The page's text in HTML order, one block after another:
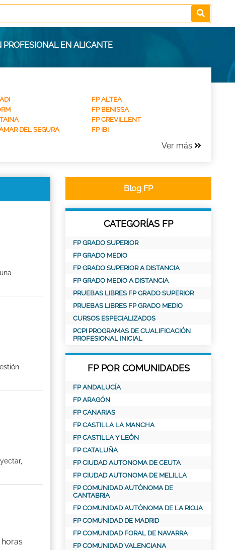
EN ALICANTE
FP ALTEA
FP BENISSA
FP CREVILLENT
DEL SEGURA FP IBI
Ver más
Blog FP
CATEGORÍAS FP
FP GRADO SUPERIOR
FP GRADO MEDIO
FP GRADO SUPERIOR A DISTANCIA
FP GRADO MEDIO A DISTANCIA
PRUEBAS LIBRES FP GRADO SUPERIOR
PRUEBAS LIBRES FP GRADO MEDIO
CURSOS ESPECIALIZADOS
PCPI PROGRAMAS DE CUALIFICACIÓN
PROFESIONAL INICIAL
FP POR COMUNIDADES
FP ANDALUCÍA
FP ARAGÓN
FP CANARIAS
FP CASTILLA LA MANCHA
FP CASTILLA Y LEÓN
FP CATALUÑA
FP CIUDAD AUTONOMA DE CEUTA
FP CIUDAD AUTONOMA DE MELILLA
FP COMUNIDAD AUTÓNOMA DE
CANTABRIA
FP COMUNIDAD AUTÓNOMA DE LA RIOJA
FP COMUNIDAD DE MADRID
FP COMUNIDAD FORAL DE NAVARRA
FP COMUNIDAD VALENCIANA